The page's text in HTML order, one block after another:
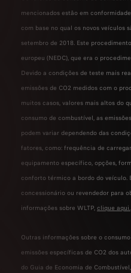
mencionados estão em
com base no qual os novos veículos
setembro de 2018. Este
europeu (NEDC), que era o
Devido a condições de teste mais
emissões de CO2 medidos com o
muitos casos, valores mais altos do
consumo de combustível, as
podem variar dependendo das
fatores, como: frequência de
equipamento específico, opções,
conforto térmico a bordo do veículo.
concessionário ou revendedor para
informações sobre WLTP, clique aqui.
Outras informações sobre o
emissões específicas de CO2 dos
do Guia de Economia de